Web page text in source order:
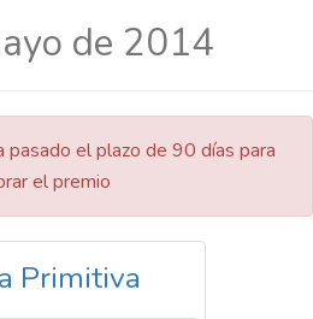
de 2014
el plazo de 90 días para
el premio
Primitiva